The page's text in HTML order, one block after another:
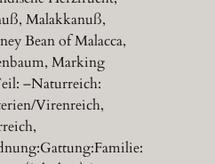
Malakkanuß,
Bean of Malacca,
Marking
–Naturreich:
Virenreich,